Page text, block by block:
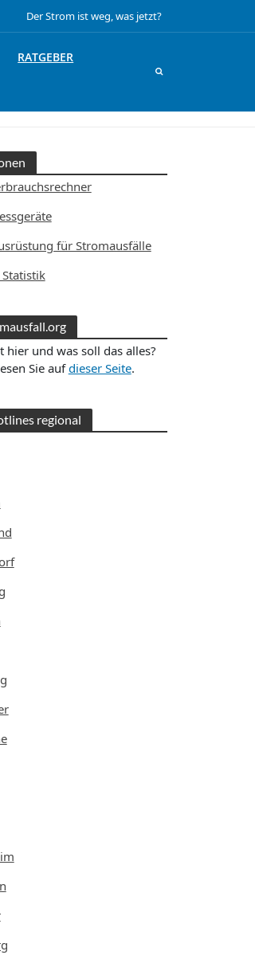
Der Strom ist weg, was jetzt?
RATGEBER
für Stromausfälle
hier und was soll das alles?
Sie aufdieser Seite.
regional